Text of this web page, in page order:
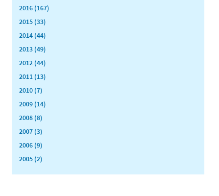
2016 (167)
2015 (33)
2014 (44)
2013 (49)
2012 (44)
2011 (13)
2010 (7)
2009 (14)
2008 (8)
2007 (3)
2006 (9)
2005 (2)